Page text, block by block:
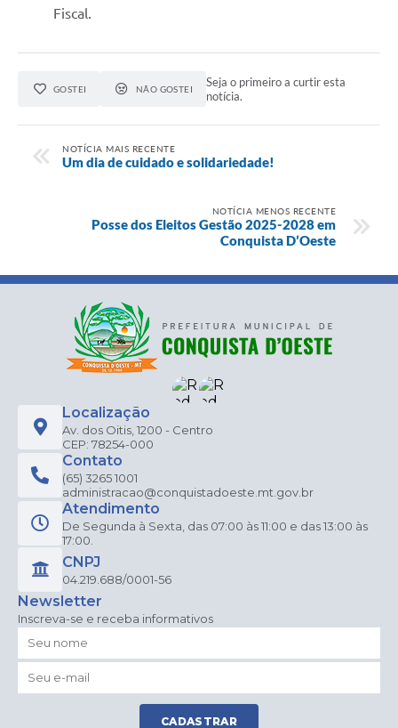
Fiscal.
GOSTEI NÃO GOSTEI
Seja o primeiro a curtir esta
notícia.
NOTÍCIA MAIS RECENTE
Um dia de cuidado e solidariedade!
NOTÍCIA MENOS RECENTE
Posse dos Eleitos Gestão 2025-2028 em
Conquista D’Oeste
Localização
Av. dos Oitis, 1200 - Centro
CEP: 78254-000
Contato
(65) 3265 1001
administracao@conquistadoeste.mt.gov.br
Atendimento
De Segunda à Sexta, das 07:00 às 11:00 e das 13:00 às
17:00.
CNPJ
04.219.688/0001-56
Newsletter
Inscreva-se e receba informativos
CADASTRAR